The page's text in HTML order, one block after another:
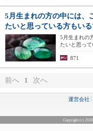
5月生まれの方の中には、
たいと思っている方もい
5月生まれの
たいと思っ
871
前へ 1 次へ
運営会社
Copyright (c)